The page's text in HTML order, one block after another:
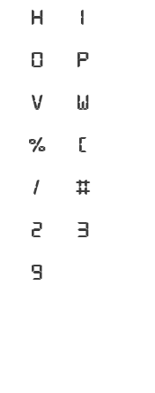
h
i
o
p
v
w
%
(
/
#
2
3
9